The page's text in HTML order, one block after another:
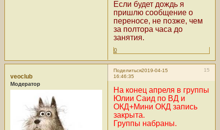
Если будет дождь я
пришлю сообщение о
переносе, не позже, чем
за полтора часа до
занятия.
0
Поделиться 15
2019-04-15
16:46:35
veoclub
Модератор
На конец апреля в группы
Юлии Саид по ВД и
ОКД+Мини ОКД запись
закрыта.
Группы набраны.